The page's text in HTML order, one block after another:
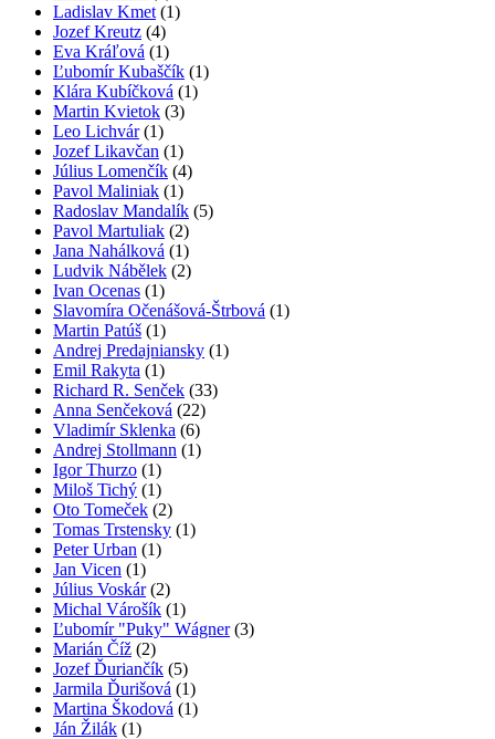
Ladislav Kmet (1)
Jozef Kreutz (4)
Eva Kráľová (1)
Ľubomír Kubaščík (1)
Klára Kubíčková (1)
Martin Kvietok (3)
Leo Lichvár(1)
Jozef Likavčan (1)
Július Lomenčík (4)
Pavol Maliniak (1)
Radoslav Mandalík (5)
Pavol Martuliak (2)
Jana Nahálková (1)
Ludvik Nábělek (2)
Ivan Ocenas (1)
Slavomíra Očenášová-Štrbová (1)
Martin Patúš (1)
Andrej Predajniansky (1)
Emil Rakyta (1)
Richard R. Senček (33)
Anna Senčeková (22)
Vladimír Sklenka (6)
Andrej Stollmann (1)
Igor Thurzo (1)
Miloš Tichý (1)
Oto Tomeček (2)
Tomas Trstensky (1)
Peter Urban (1)
Jan Vicen (1)
Július Voskár(2)
Michal Várošík (1)
Ľubomír "Puky" Wágner(3)
Marián Číž (2)
Jozef Ďuriančík (5)
Jarmila Ďurišová (1)
Martina Škodová (1)
Ján Žilák (1)